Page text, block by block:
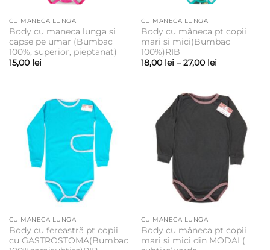
CU MANECA LUNGA
Body cu maneca lunga si
capse pe umar (Bumbac
100%, superior, pieptanat)
15,00 lei
CU MANECA LUNGA
Body cu mâneca pt copii
mari si mici(Bumbac
100%)RIB
18,00 lei – 27,00 leiInterval
până
la
27,00 lei
CU MANECA LUNGA
Body cu fereastră pt copii
cu GASTROSTOMA(Bumbac
CU MANECA LUNGA
Body cu mâneca pt copii
mari si mici din MODAL(